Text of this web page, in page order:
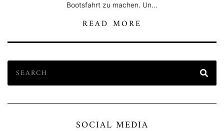
Bootsfahrt zu machen. Un…
READ MORE
SOCIAL MEDIA